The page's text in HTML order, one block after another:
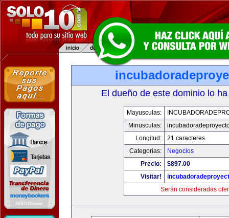
El dueño de este dominio lo
Mayusculas:
Minusculas:
Longitud:
21 caracteres
Categorias:
Negocios
Precio:
$897.00
Visitar!
Serán consideradas